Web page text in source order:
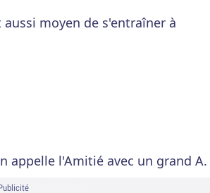
aussi moyen de s'entraîner à
appelle l'Amitié avec un grand A.